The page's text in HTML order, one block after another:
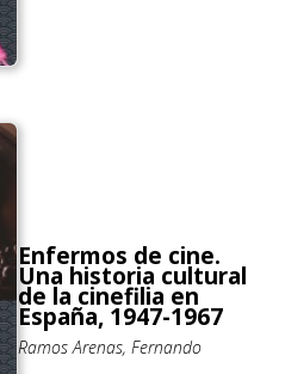
Enfermos de cine.
Una historia cultural
de la cinefilia en
España, 1947-1967
Ramos Arenas, Fernando